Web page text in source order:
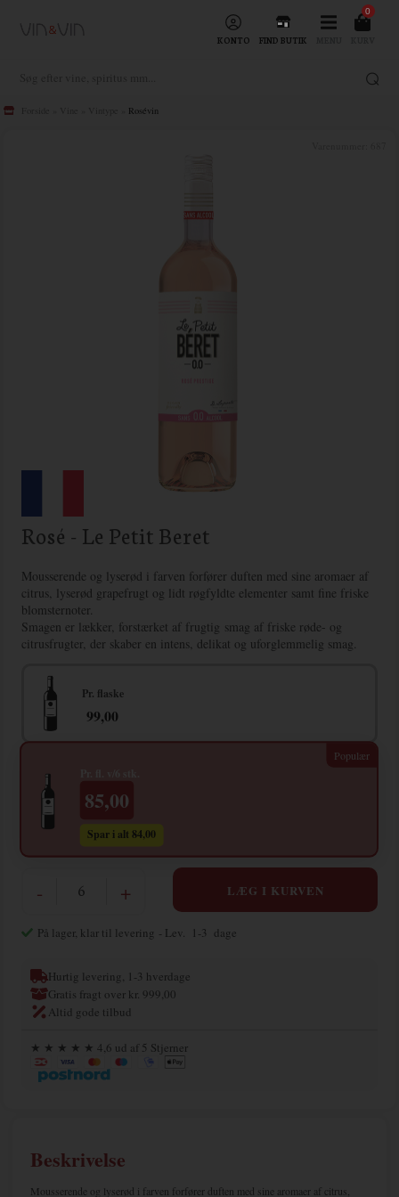
KONTO FIND BUTIK
0
Rosévin
Rosé - Le Petit Beret
Mousserende og lyserød i farven forfører duften med sine aromaer af
citrus, lyserød grapefrugt og lidt røgfyldte elementer samt fine friske
blomsternoter.
Smagen er lækker, forstærket af frugtig smag af friske røde- og
citrusfrugter, der skaber en intens, delikat og uforglemmelig smag.
Pr. flaske
99,00
Spar i alt 84,00
85,00
- +
På lager, klar til levering - Lev. 1-3 dage
Hurtig levering, 1-3 hverdage
Gratis fragt over kr. 999,00
Altid gode tilbud
★ ★ ★ ★ ★ 4,6 ud af 5 Stjerner
Beskrivelse
Mousserende og lyserød i farven forfører duften med sine aromaer af citrus,